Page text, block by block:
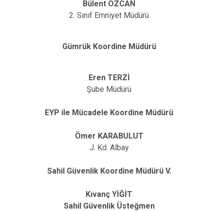
Bülent ÖZCAN
2. Sınıf Emniyet Müdürü
Gümrük Koordine Müdürü
Eren TERZİ
Şube Müdürü
EYP ile Mücadele Koordine Müdürü
Ömer KARABULUT
J. Kd. Albay
Sahil Güvenlik Koordine Müdürü V.
Kıvanç YİĞİT
Sahil Güvenlik Üsteğmen